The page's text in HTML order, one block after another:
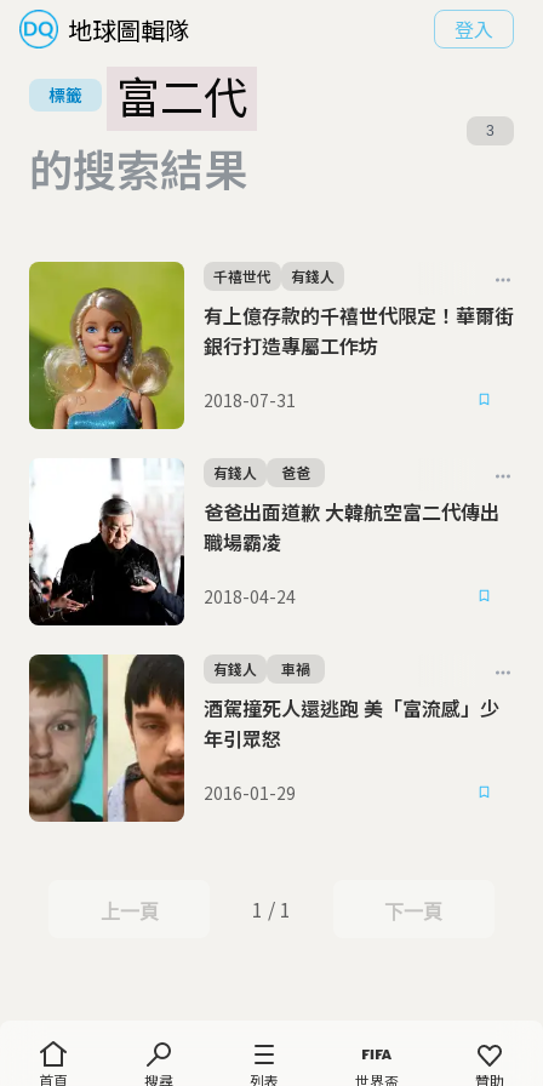
地球圖輯隊 登入
首頁 搜尋 列表 世界盃 贊助
標籤
富二代
的搜索結果
3
有上億存款的千禧世代限定！華爾街
銀行打造專屬工作坊
千禧世代 有錢人
2018-07-31
爸爸出面道歉 大韓航空富二代傳出
職場霸凌
有錢人 爸爸
2018-04-24
酒駕撞死人還逃跑 美「富流感」少
年引眾怒
有錢人 車禍
2016-01-29
上一頁
上一頁 1 / 1 下一頁
下一頁